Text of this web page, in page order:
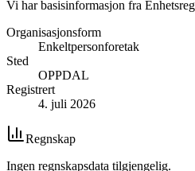
Vi har basisinformasjon fra
Organisasjonsform
Enkeltpersonforetak
Sted
OPPDAL
Registrert
4. juli 2026
Regnskap
Ingen regnskapsdata tilgjengelig.